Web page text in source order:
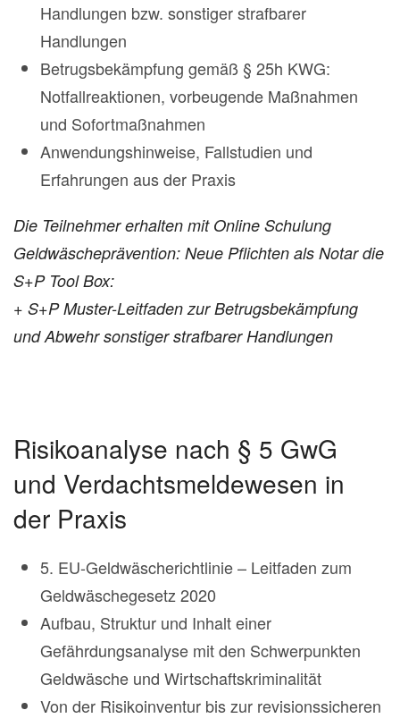
Handlungen bzw. sonstiger strafbarer
Handlungen
Betrugsbekämpfung gemäß § 25h KWG:
Notfallreaktionen, vorbeugende Maßnahmen
und Sofortmaßnahmen
Anwendungshinweise, Fallstudien und
Erfahrungen aus der Praxis
Die Teilnehmer erhalten mit Online Schulung
Geldwäscheprävention: Neue Pflichten als Notar die
S+P Tool Box:
+ S+P Muster-Leitfaden zur Betrugsbekämpfung
und Abwehr sonstiger strafbarer Handlungen
Risikoanalyse nach § 5 GwG
und Verdachtsmeldewesen in
der Praxis
5. EU-Geldwäscherichtlinie – Leitfaden zum
Geldwäschegesetz 2020
Aufbau, Struktur und Inhalt einer
Gefährdungsanalyse mit den Schwerpunkten
Geldwäsche und Wirtschaftskriminalität
Von der Risikoinventur bis zur revisionssicheren